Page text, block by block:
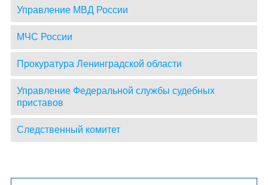
Управление МВД России
МЧС России
Прокуратура Ленинградской области
Управление Федеральной службы судебных
приставов
Следственный комитет